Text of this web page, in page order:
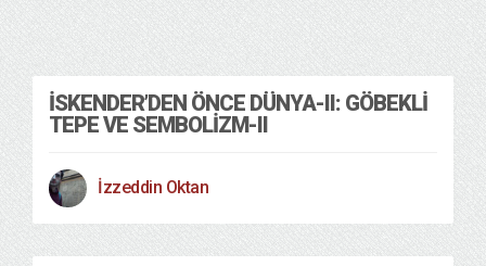
İSKENDER’DEN ÖNCE DÜNYA-II: GÖBEKLI
TEPE VE SEMBOLIZM-II
İzzeddin Oktan